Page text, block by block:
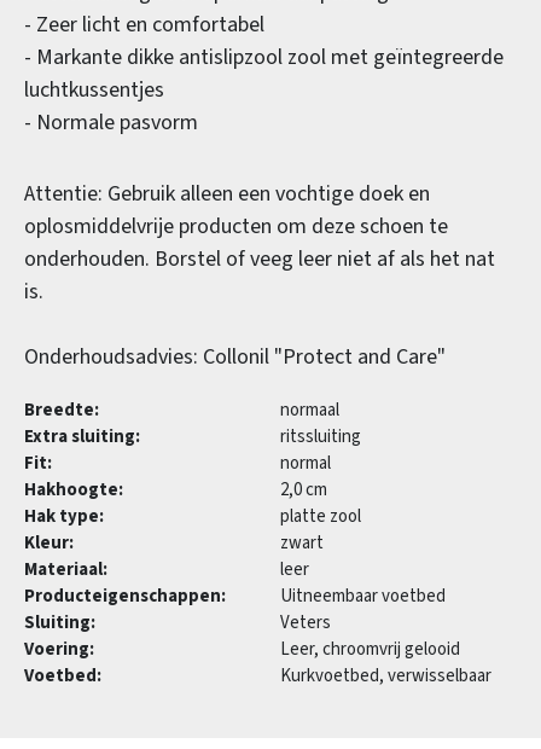
- Zeer licht en comfortabel
- Markante dikke antislipzool zool met geïntegreerde
luchtkussentjes
- Normale pasvorm
Attentie: Gebruik alleen een vochtige doek en
oplosmiddelvrije producten om deze schoen te
onderhouden. Borstel of veeg leer niet af als het nat
is.
Onderhoudsadvies: Collonil "Protect and Care"
Breedte:
normaal
Extra sluiting:
ritssluiting
Fit:
normal
Hakhoogte:
2,0 cm
Hak type:
platte zool
Kleur:
zwart
Materiaal:
leer
Producteigenschappen:
Uitneembaar voetbed
Sluiting:
Veters
Voering:
Leer, chroomvrij gelooid
Voetbed:
Kurkvoetbed, verwisselbaar